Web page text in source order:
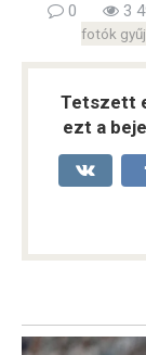
0 3
fotók
Tetszett
ezt a